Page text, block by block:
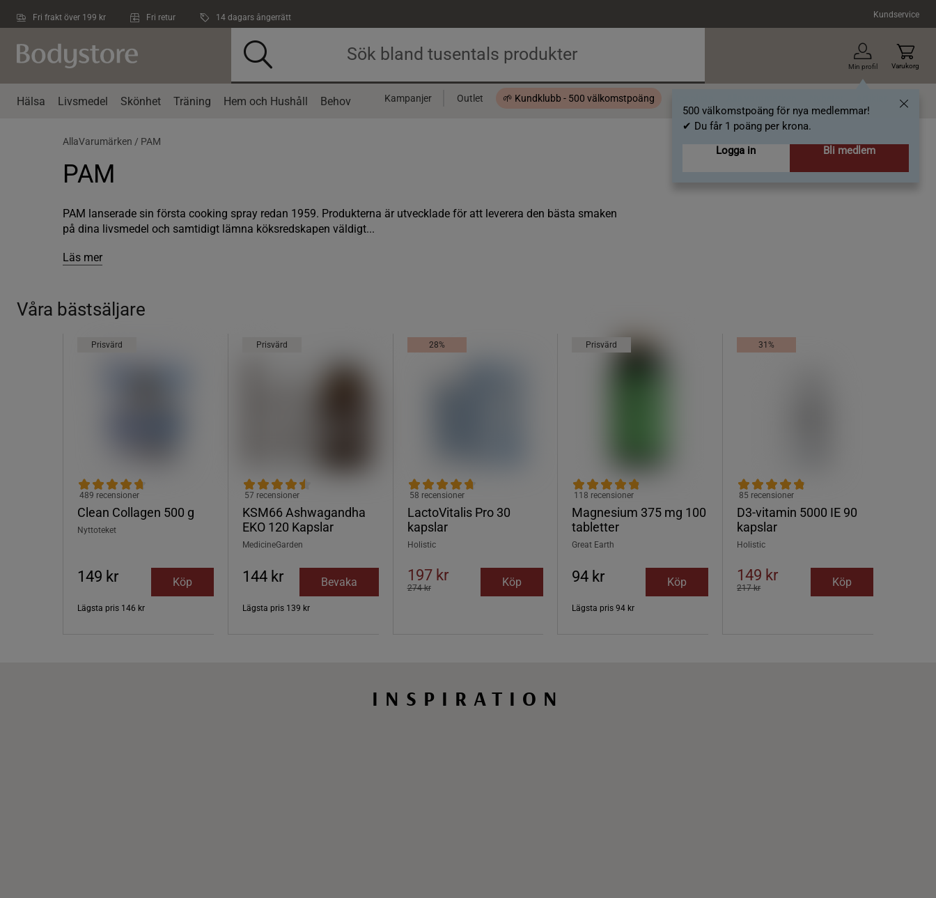
Fri frakt över 199 kr Fri retur 14 dagars ångerrätt Kundservice
Min profil
500 välkomstpoäng för nya medlemmar!
✔ Du får 1 poäng per krona.
Logga in
Bli medlem
Varukorg
Hälsa Livsmedel Skönhet Träning Hem och Hushåll Behov Kampanjer Outlet 🌱 Kundklubb - 500 välkomstpoäng
AllaVarumärken / PAM
PAM
PAM lanserade sin första cooking spray redan 1959. Produkterna är utvecklade för att leverera den bästa smaken
på dina livsmedel och samtidigt lämna köksredskapen väldigt...
Läs mer
Våra bästsäljare
Prisvärd
Clean Collagen 500 g
489 recensioner
Nyttoteket
149 kr Köp
Lägsta pris 146 kr
Prisvärd
KSM66 Ashwagandha
EKO 120 Kapslar
57 recensioner
MedicineGarden
144 kr Bevaka
Lägsta pris 139 kr
28%
LactoVitalis Pro 30
kapslar
58 recensioner
Holistic
197 kr
274 kr Köp
Prisvärd
Magnesium 375 mg 100
tabletter
118 recensioner
Great Earth
94 kr Köp
Lägsta pris 94 kr
31%
D3-vitamin 5000 IE 90
kapslar
85 recensioner
Holistic
149 kr
217 kr Köp
INSPIRATION